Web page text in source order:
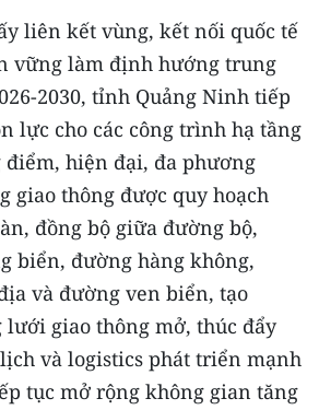
liên kết vùng, kết nối quốc tế
vững làm định hướng trung
2030, tỉnh Quảng Ninh tiếp
lực cho các công trình hạ tầng
điểm, hiện đại, đa phương
giao thông được quy hoạch
đồng bộ giữa đường bộ,
biển, đường hàng không,
và đường ven biển, tạo
giao thông mở, thúc đẩy
và logistics phát triển mạnh
tục mở rộng không gian tăng